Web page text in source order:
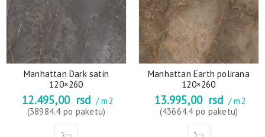
Manhattan Dark satin
120×260
12.495,00 rsd / m2
(38984.4 po paketu)
Manhattan Earth polirana
120×260
13.995,00 rsd / m2
(43664.4 po paketu)